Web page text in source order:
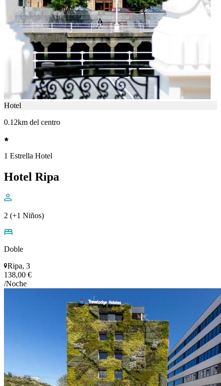
Hotel
0.12km del centro
1 Estrella Hotel
Hotel Ripa
2 (+1 Niños)
Doble
Ripa, 3
138,00 €
/Noche